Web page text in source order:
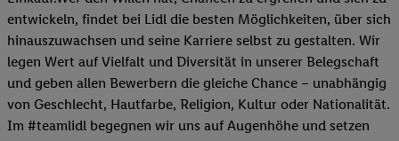
entwickeln, findet bei Lidl die besten Möglichkeiten, über sich
hinauszuwachsen und seine Karriere selbst zu gestalten. Wir
legen Wert auf Vielfalt und Diversität in unserer Belegschaft
und geben allen Bewerbern die gleiche Chance – unabhängig
von Geschlecht, Hautfarbe, Religion, Kultur oder Nationalität.
Im #teamlidl begegnen wir uns auf Augenhöhe und setzen